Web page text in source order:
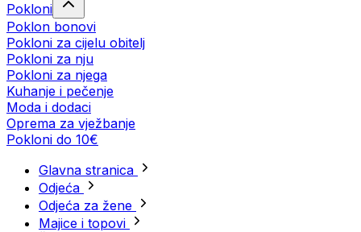
Pokloni
Poklon bonovi
Pokloni za cijelu obitelj
Pokloni za nju
Pokloni za njega
Kuhanje i pečenje
Moda i dodaci
Oprema za vježbanje
Pokloni do 10€
Glavna stranica
Odjeća
Odjeća za žene
Majice i topovi